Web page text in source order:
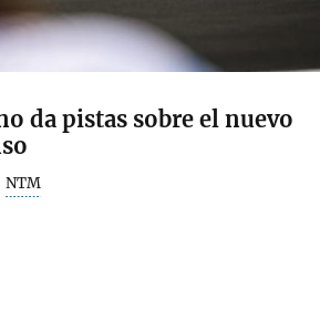
da pistas sobre el nuevo
NTM